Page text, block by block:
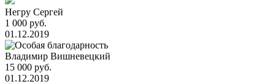
Негру Сергей
1 000 руб.
01.12.2019
Владимир Вишневецкий
15 000 руб.
01.12.2019